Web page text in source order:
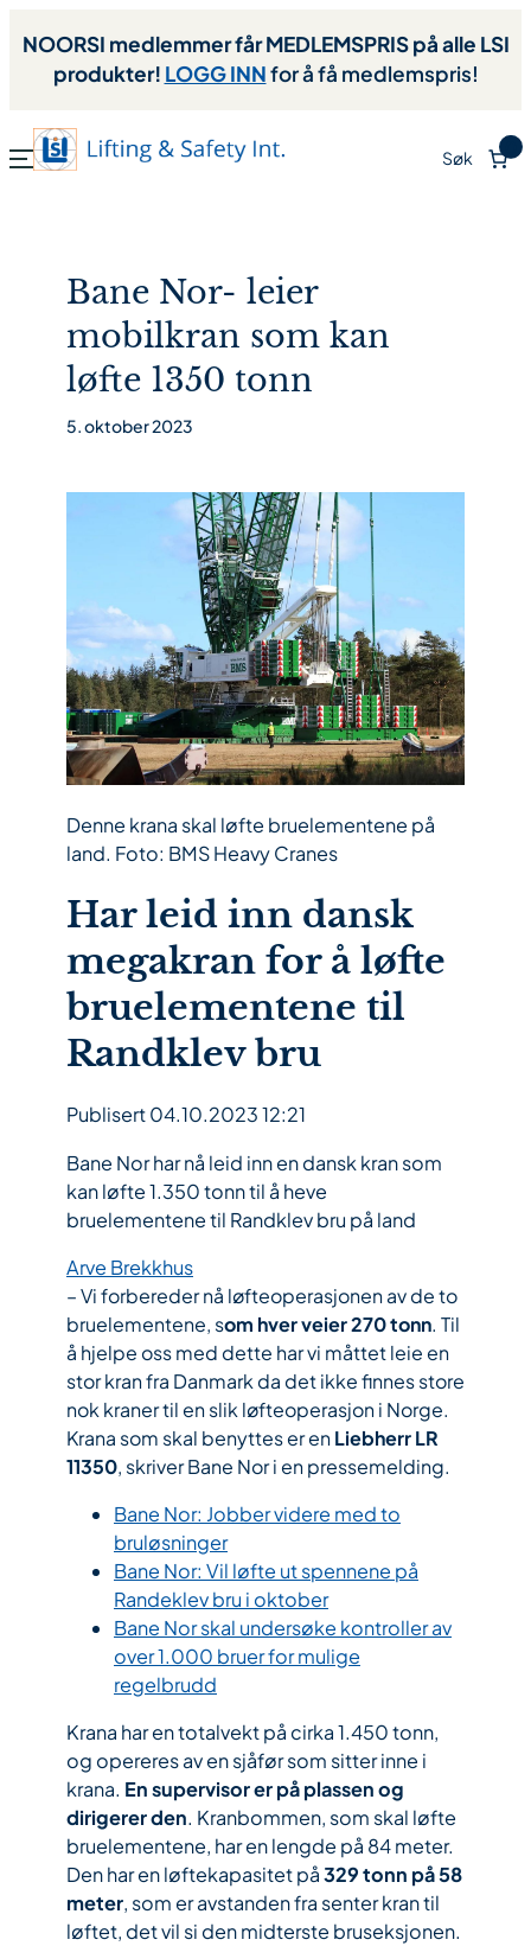
NOORSI medlemmer får MEDLEMSPRIS på alle LSI
produkter! LOGG INNfor å få medlemspris!
Søk
Bane Nor- leier
mobilkran som kan
løfte 1350 tonn
5. oktober 2023
Denne krana skal løfte bruelementene på
land. Foto: BMS Heavy Cranes
Har leid inn dansk
megakran for å løfte
bruelementene til
Randklev bru
Publisert 04.10.2023 12:21
Bane Nor har nå leid inn en dansk kran som
kan løfte 1.350 tonn til å heve
bruelementene til Randklev bru på land
Arve Brekkhus
– Vi forbereder nå løfteoperasjonen av de to
bruelementene, som hver veier 270 tonn. Til
å hjelpe oss med dette har vi måttet leie en
stor kran fra Danmark da det ikke finnes store
nok kraner til en slik løfteoperasjon i Norge.
Krana som skal benyttes er enLiebherr LR
11350, skriver Bane Nor i en pressemelding.
Bane Nor: Jobber videre med to
bruløsninger
Bane Nor: Vil løfte ut spennene på
Randeklev bru i oktober
Bane Nor skal undersøke kontroller av
over 1.000 bruer for mulige
regelbrudd
Krana har en totalvekt på cirka 1.450 tonn,
og opereres av en sjåfør som sitter inne i
krana. En supervisor er på plassen og
dirigerer den. Kranbommen, som skal løfte
bruelementene, har en lengde på 84 meter.
Den har en løftekapasitet på329 tonn på 58
meter, som er avstanden fra senter kran til
løftet, det vil si den midterste bruseksjonen.